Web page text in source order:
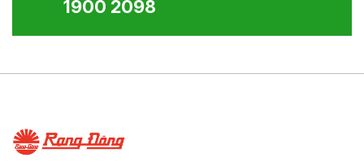
1900 2098